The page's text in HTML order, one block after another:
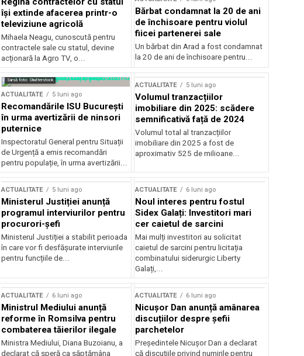
își extinde afacerea printr-o
televiziune agricolă
Mihaela Neagu, cunoscută pentru
contractele sale cu statul, devine
acționară la Agro TV, o...
Bărbat condamnat la 20 de ani
de închisoare pentru violul
fiicei partenerei sale
Un bărbat din Arad a fost condamnat
la 20 de ani de închisoare pentru...
Sursă foto: Shutterstock
ACTUALITATE 5 luni ago
Recomandările ISU București
în urma avertizării de ninsori
puternice
Inspectoratul General pentru Situații
de Urgență a emis recomandări
pentru populație, în urma avertizării...
ACTUALITATE 5 luni ago
Volumul tranzacțiilor
imobiliare din 2025: scădere
semnificativă față de 2024
Volumul total al tranzacțiilor
imobiliare din 2025 a fost de
aproximativ 525 de milioane...
ACTUALITATE 5 luni ago
Ministerul Justiției anunță
programul interviurilor pentru
procurori-șefi
Ministerul Justiției a stabilit perioada
în care vor fi desfășurate interviurile
pentru funcțiile de...
ACTUALITATE 6 luni ago
Noul interes pentru fostul
Sidex Galați: Investitori mari
cer caietul de sarcini
Mai mulți investitori au solicitat
caietul de sarcini pentru licitația
combinatului siderurgic Liberty
Galați,...
ACTUALITATE 6 luni ago
Ministrul Mediului anunță
reforme în Romsilva pentru
combaterea tăierilor ilegale
Ministra Mediului, Diana Buzoianu, a
declarat că speră ca săptămâna
ACTUALITATE 6 luni ago
Nicușor Dan anunță amânarea
discuțiilor despre șefii
parchetelor
Președintele Nicușor Dan a declarat
că discuțiile privind numirile pentru